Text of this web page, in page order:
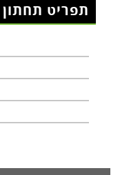
תפריט תחתון